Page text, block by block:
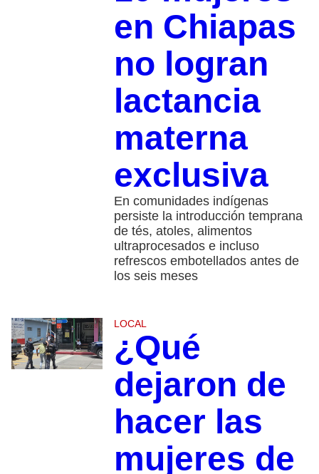
en Chiapas
no logran
lactancia
materna
exclusiva
En comunidades indígenas
persiste la introducción temprana
de tés, atoles, alimentos
ultraprocesados e incluso
refrescos embotellados antes de
los seis meses
LOCAL
¿Qué
dejaron de
hacer las
mujeres de